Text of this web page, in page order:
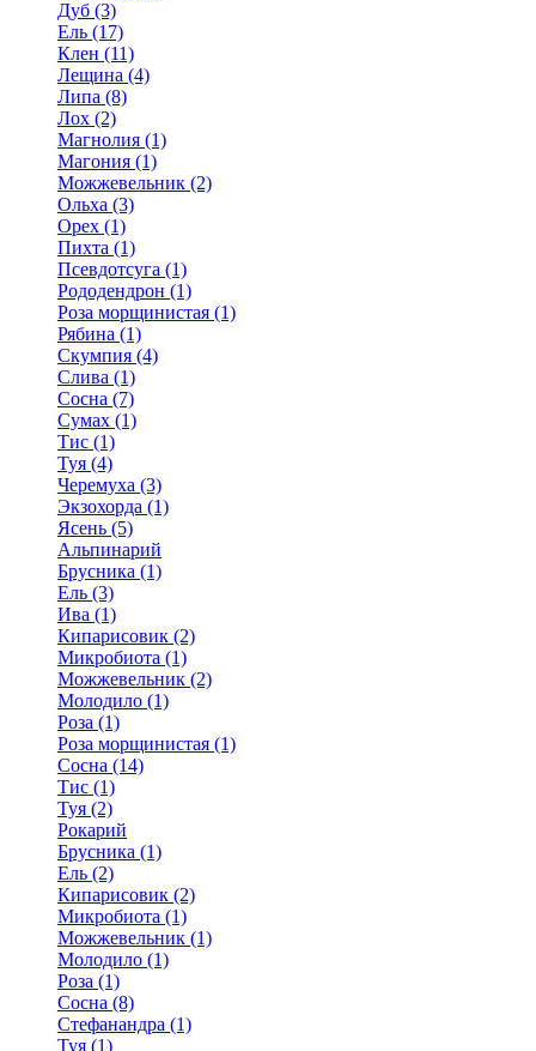
Дуб (3)
Ель (17)
Клен (11)
Лещина (4)
Липа (8)
Лох (2)
Магнолия (1)
Магония (1)
Можжевельник (2)
Ольха (3)
Орех (1)
Пихта (1)
Псевдотсуга (1)
Рододендрон (1)
Роза морщинистая (1)
Рябина (1)
Скумпия (4)
Слива (1)
Сосна (7)
Сумах (1)
Тис (1)
Туя (4)
Черемуха (3)
Экзохорда (1)
Ясень (5)
Альпинарий
Брусника (1)
Ель (3)
Ива (1)
Кипарисовик (2)
Микробиота (1)
Можжевельник (2)
Молодило (1)
Роза (1)
Роза морщинистая (1)
Сосна (14)
Тис (1)
Туя (2)
Рокарий
Брусника (1)
Ель (2)
Кипарисовик (2)
Микробиота (1)
Можжевельник (1)
Молодило (1)
Роза (1)
Сосна (8)
Стефанандра (1)
Туя (1)